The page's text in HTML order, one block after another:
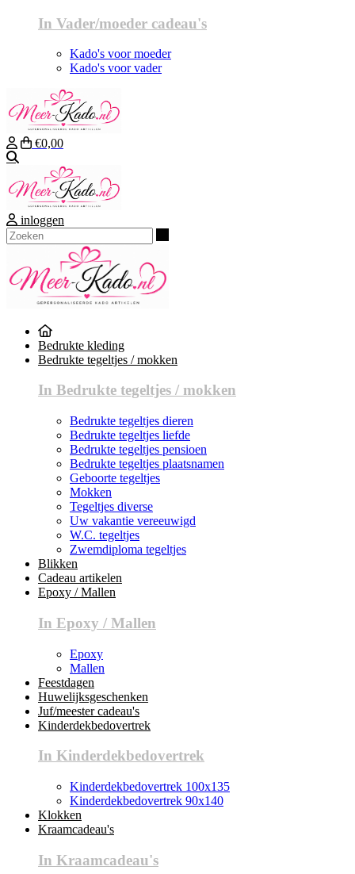
In Vader/moeder cadeau's
Kado's voor moeder
Kado's voor vader
€0,00
inloggen
Bedrukte kleding
Bedrukte tegeltjes / mokken
In Bedrukte tegeltjes / mokken
Bedrukte tegeltjes dieren
Bedrukte tegeltjes liefde
Bedrukte tegeltjes pensioen
Bedrukte tegeltjes plaatsnamen
Geboorte tegeltjes
Mokken
Tegeltjes diverse
Uw vakantie vereeuwigd
W.C. tegeltjes
Zwemdiploma tegeltjes
Blikken
Cadeau artikelen
Epoxy / Mallen
In Epoxy / Mallen
Epoxy
Mallen
Feestdagen
Huwelijksgeschenken
Juf/meester cadeau's
Kinderdekbedovertrek
In Kinderdekbedovertrek
Kinderdekbedovertrek 100x135
Kinderdekbedovertrek 90x140
Klokken
Kraamcadeau's
In Kraamcadeau's